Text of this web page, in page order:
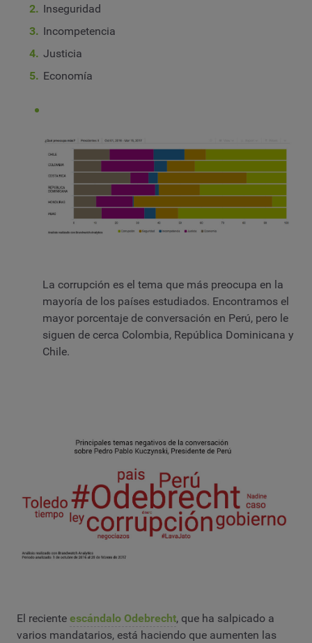
Inseguridad
Incompetencia
Justicia
Economía
La corrupción es el tema que más preocupa en la
mayoría de los países estudiados. Encontramos el
mayor porcentaje de conversación en Perú, pero le
siguen de cerca Colombia, República Dominicana y
Chile.
El reciente escándalo Odebrecht, que ha salpicado a
varios mandatarios, está haciendo que aumenten las